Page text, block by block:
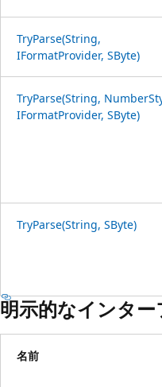
TryParse(String,
IFormatProvider, SByte)
TryParse(String,
IFormatProvider, SByte)
TryParse(String, SByte)
明示的なインタ
名前